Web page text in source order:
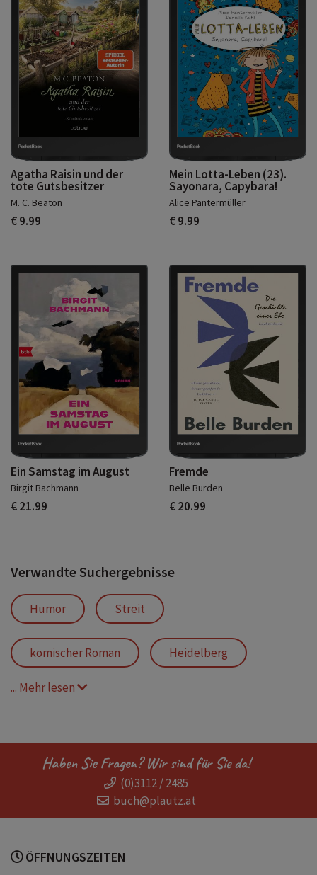
Agatha Raisin und der
tote Gutsbesitzer
M. C. Beaton
€ 9.99
Mein Lotta-Leben (23).
Sayonara, Capybara!
Alice Pantermüller
€ 9.99
Ein Samstag im August
Birgit Bachmann
€ 21.99
Fremde
Belle Burden
€ 20.99
Verwandte Suchergebnisse
Humor Streit
komischer Roman Heidelberg
Restaurant
Italienisches Restaurant
Bremer Literaturpreis 2026
... Mehr lesen
Haben Sie Fragen? Wir sind für Sie da!
(0)3112 / 2485
buch@plautz.at
ÖFFNUNGSZEITEN